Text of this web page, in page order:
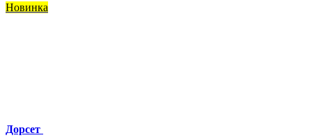
Новинка
Дорсет